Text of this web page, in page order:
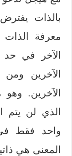
بالذات
معرفة
الآخر في
الآخرين
الآخرين.
الذي لن يتم
واحد فقط في
المعنى هي